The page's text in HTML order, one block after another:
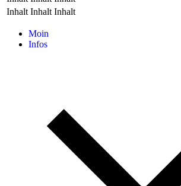
Inhalt Inhalt Inhalt
Moin
Infos